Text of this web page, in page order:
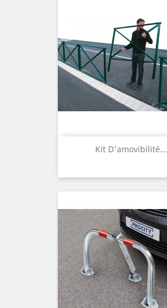
Kit D'amovibilité...